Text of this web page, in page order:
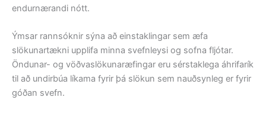
endurnærandi nótt.
Ýmsar rannsóknir sýna að einstaklingar sem æfa
slökunartækni upplifa minna svefnleysi og sofna fljótar.
Öndunar- og vöðvaslökunaræfingar eru sérstaklega áhrifarík
til að undirbúa líkama fyrir þá slökun sem nauðsynleg er fyrir
góðan svefn.